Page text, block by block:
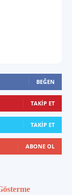
BEĞEN
TAKIP ET
TAKIP ET
ABONE OL